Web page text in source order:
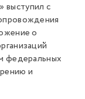
с
о
федеральных
и